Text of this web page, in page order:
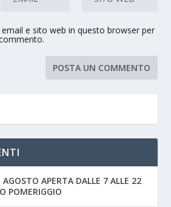
e sito web in questo browser per
AGOSTO APERTA DALLE 7 ALLE 22
POMERIGGIO